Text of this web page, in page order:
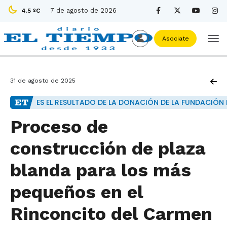
4.5 ºC 7 de agosto de 2026
Asociate
31 de agosto de 2025
ES EL RESULTADO DE LA DONACIÓN DE LA FUNDACIÓN
Proceso de
construcción de plaza
blanda para los más
pequeños en el
Rinconcito del Carmen